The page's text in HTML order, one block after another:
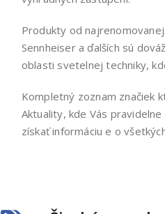
Produkty od
Sennheiser a ďalších sú
oblasti svetelnej techniky,
Kompletný zoznam značiek
Aktuality, kde Vás
získať informáciu e o